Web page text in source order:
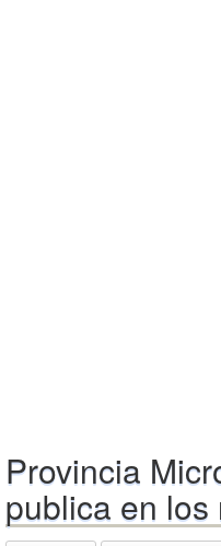
Provincia
publica en los